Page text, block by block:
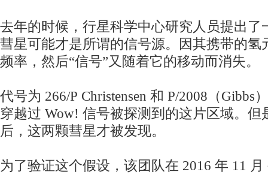
去年的时候，行星科学中心研究人员提出了
彗星可能才是所谓的信号源。因其携带的氢
频率，然后“信号”又随着它的移动而消失。
代号为 266/P Christensen 和 P/2008（Gibbs
穿越过 Wow! 信号被探测到的这片区域。但
后，这两颗彗星才被发现。
为了验证这个假设，该团队在 2016 年 11 月